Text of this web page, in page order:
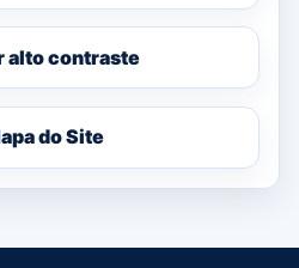
alto contraste
do Site